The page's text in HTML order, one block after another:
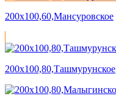
200х100,60,Мансуровское
200х100,80,Ташмурунское